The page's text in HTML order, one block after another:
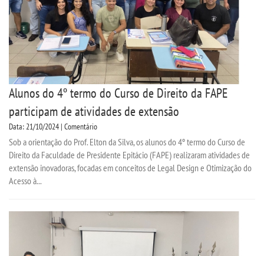
Alunos do 4º termo do Curso de Direito da FAPE
participam de atividades de extensão
Data: 21/10/2024 | Comentário
Sob a orientação do Prof. Elton da Silva, os alunos do 4º termo do Curso de
Direito da Faculdade de Presidente Epitácio (FAPE) realizaram atividades de
extensão inovadoras, focadas em conceitos de Legal Design e Otimização do
Acesso à...